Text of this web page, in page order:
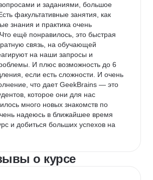
и заданиями, большое
факультативные занятия, как
знания и практика очень
ещё понравилось, это быстрая
связь, на обучающей
на наши запросы и
И плюс возможность до 6
если есть сложности. И очень
что дает GeekBrains — это
которое они для нас
много новых знакомств по
надеюсь в ближайшее время
и добиться больших успехов на
о курсе